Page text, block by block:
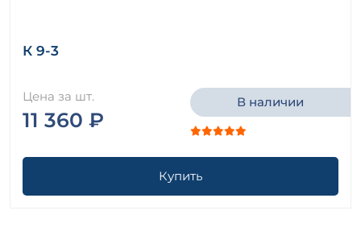
К 9-3
Цена за шт.
11 360 ₽
В наличии
Купить